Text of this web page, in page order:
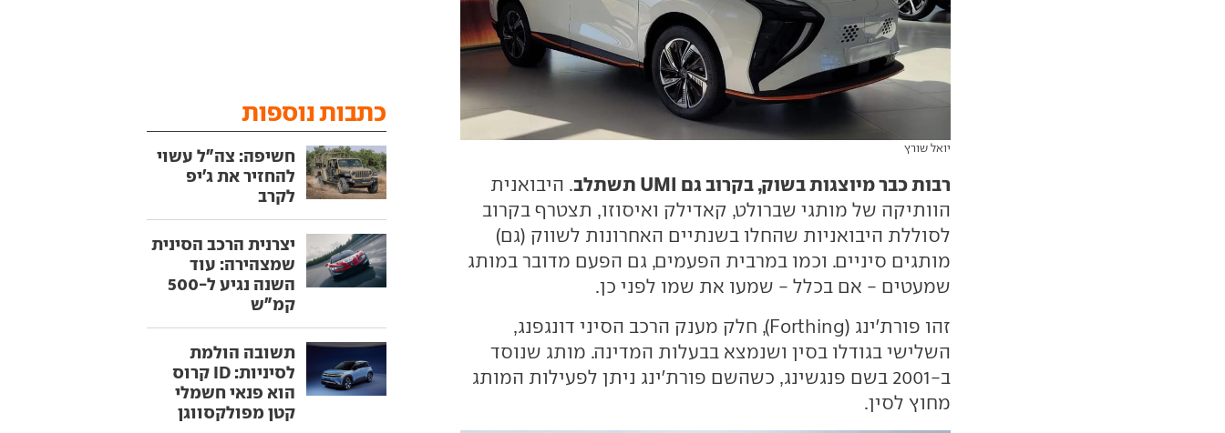
יואל שורץ
רבות כבר מיוצגות בשוק, בקרוב גם UMI תשתלב
. היבואנית
הוותיקה של מותגי שברולט, קאדילק ואיסוזו, תצטרף בקרוב
לסוללת היבואניות שהחלו בשנתיים האחרונות לשווק (גם)
מותגים סיניים. וכמו במרבית הפעמים, גם הפעם מדובר במותג
שמעטים - אם בכלל - שמעו את שמו לפני כן.
זהו פורת'ינג (Forthing), חלק מענק הרכב הסיני דונגפנג,
השלישי בגודלו בסין ושנמצא בבעלות המדינה. מותג שנוסד
ב-2001 בשם פנגשינג, כשהשם פורת'ינג ניתן לפעילות המותג
מחוץ לסין.
כתבות נוספות
חשיפה: צה"ל עשוי
להחזיר את ג'יפ
לקרב
יצרנית הרכב הסינית
שמצהירה: עוד
השנה נגיע ל-500
קמ"ש
תשובה הולמת
לסיניות: ID קרוס
הוא פנאי חשמלי
קטן מפולקסווגן